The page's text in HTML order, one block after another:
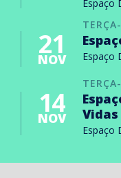
Espaço
21
NOV Espaço
14
NOV
Espaço